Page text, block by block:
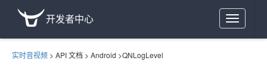
Toggle
navigation
开发者中心
实时音视频 > API 文档 > Android >QNLogLevel